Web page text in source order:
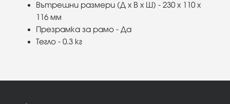
Вътрешни размери (Д x В x Ш) - 230 x 110 x
116 мм
Презрамка за рамо - Да
Тегло - 0.3 кг